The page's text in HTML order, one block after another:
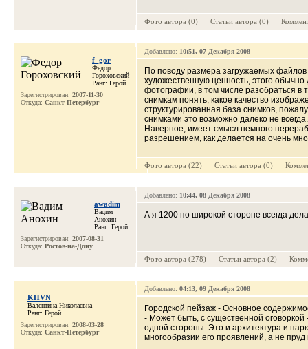
Фото автора (0) Cтатьи автора (0)
f_gor
Федор
Гороховский
Ранг: Герой
Зарегистрирован: 2007-11-30
Откуда: Санкт-Петербург
Добавлено: 10:51, 07 Декабря 2008
По поводу размера загружаемых
художественную ценность, этого
фотографии, в том числе разобраться в
снимкам понять, какое качество
структурированная база снимков,
снимками это возможно далеко не всегда.
Наверное, имеет смысл немного
разрешением, как делается на очень
Фото автора (22) Cтатьи автора (0)
awadim
Вадим
Анохин
Ранг: Герой
Зарегистрирован: 2007-08-31
Откуда: Ростов-на-Дону
Добавлено: 10:44, 08 Декабря 2008
А я 1200 по широкой стороне всегда
Фото автора (278) Cтатьи автора (2)
KHVN
Валентина Николаевна
Ранг: Герой
Зарегистрирован: 2008-03-28
Откуда: Санкт-Петербург
Добавлено: 04:13, 09 Декабря 2008
Городской пейзаж - Основное
- Может быть, с существенной оговоркой
одной стороны. Это и архитектура и
многообразии его проявлений, а не